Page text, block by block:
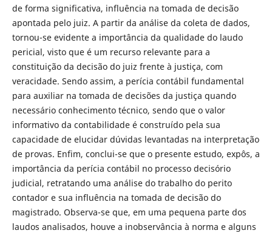
de forma significativa, influência na tomada de decisão
apontada pelo juiz. A partir da análise da coleta de dados,
tornou-se evidente a importância da qualidade do laudo
pericial, visto que é um recurso relevante para a
constituição da decisão do juiz frente à justiça, com
veracidade. Sendo assim, a perícia contábil fundamental
para auxiliar na tomada de decisões da justiça quando
necessário conhecimento técnico, sendo que o valor
informativo da contabilidade é construído pela sua
capacidade de elucidar dúvidas levantadas na interpretação
de provas. Enfim, conclui-se que o presente estudo, expôs, a
importância da perícia contábil no processo decisório
judicial, retratando uma análise do trabalho do perito
contador e sua influência na tomada de decisão do
magistrado. Observa-se que, em uma pequena parte dos
laudos analisados, houve a inobservância à norma e alguns